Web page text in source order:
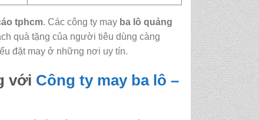
tphcm. Các công ty may ba lô quảng
quà tặng của người tiêu dùng càng
đặt may ở những nơi uy tín.
với Công ty may ba lô –